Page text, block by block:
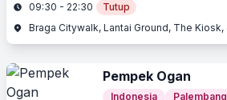
09:30 - 22:30
Tutup
Pempek Ogan
Indonesia
Palembang